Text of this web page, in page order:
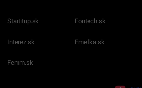
Startitup.sk Fontech.sk
Interez.sk Emefka.sk
Femm.sk